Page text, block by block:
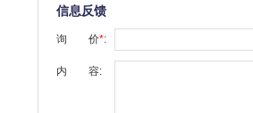
信息反馈
询 价*:
内 容: